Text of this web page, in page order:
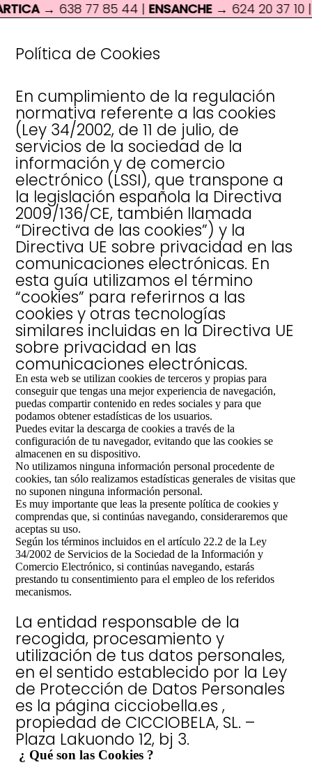
→ 638 77 85 44 | ENSANCHE→ 624 20 37 10 | Lu.
Política de Cookies
En cumplimiento de la regulación
normativa referente a las cookies
(Ley 34/2002, de 11 de julio, de
servicios de la sociedad de la
información y de comercio
electrónico (LSSI), que transpone a
la legislación española la Directiva
2009/136/CE, también llamada
“Directiva de las cookies”) y la
Directiva UE sobre privacidad en las
comunicaciones electrónicas. En
esta guía utilizamos el término
“cookies” para referirnos a las
cookies y otras tecnologías
similares incluidas en la Directiva UE
sobre privacidad en las
comunicaciones electrónicas.
En esta web se utilizan cookies de terceros y propias para
conseguir que tengas una mejor experiencia de navegación,
puedas compartir contenido en redes sociales y para que
podamos obtener estadísticas de los usuarios.
Puedes evitar la descarga de cookies a través de la
configuración de tu navegador, evitando que las cookies se
almacenen en su dispositivo.
No utilizamos ninguna información personal procedente de
cookies, tan sólo realizamos estadísticas generales de visitas que
no suponen ninguna información personal.
Es muy importante que leas la presente política de cookies y
comprendas que, si continúas navegando, consideraremos que
aceptas su uso.
Según los términos incluidos en el artículo 22.2 de la Ley
34/2002 de Servicios de la Sociedad de la Información y
Comercio Electrónico, si continúas navegando, estarás
prestando tu consentimiento para el empleo de los referidos
mecanismos.
La entidad responsable de la
recogida, procesamiento y
utilización de tus datos personales,
en el sentido establecido por la Ley
de Protección de Datos Personales
es la página cicciobella.es ,
propiedad de CICCIOBELA, SL. –
Plaza Lakuondo 12, bj 3.
¿ Qué son las Cookies ?